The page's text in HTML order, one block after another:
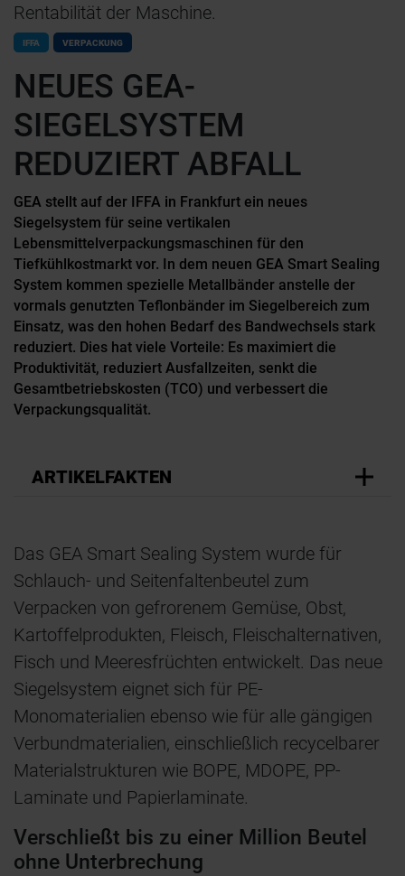
Rentabilität der Maschine.
IFFA VERPACKUNG
NEUES GEA-
SIEGELSYSTEM
REDUZIERT ABFALL
GEA stellt auf der IFFA in Frankfurt ein neues
Siegelsystem für seine vertikalen
Lebensmittelverpackungsmaschinen für den
Tiefkühlkostmarkt vor. In dem neuen GEA Smart Sealing
System kommen spezielle Metallbänder anstelle der
vormals genutzten Teflonbänder im Siegelbereich zum
Einsatz, was den hohen Bedarf des Bandwechsels stark
reduziert. Dies hat viele Vorteile: Es maximiert die
Produktivität, reduziert Ausfallzeiten, senkt die
Gesamtbetriebskosten (TCO) und verbessert die
Verpackungsqualität.
ARTIKELFAKTEN
Das GEA Smart Sealing System wurde für
Schlauch- und Seitenfaltenbeutel zum
Verpacken von gefrorenem Gemüse, Obst,
Kartoffelprodukten, Fleisch, Fleischalternativen,
Fisch und Meeresfrüchten entwickelt. Das neue
Siegelsystem eignet sich für PE-
Monomaterialien ebenso wie für alle gängigen
Verbundmaterialien, einschließlich recycelbarer
Materialstrukturen wie BOPE, MDOPE, PP-
Laminate und Papierlaminate.
Verschließt bis zu einer Million Beutel
ohne Unterbrechung